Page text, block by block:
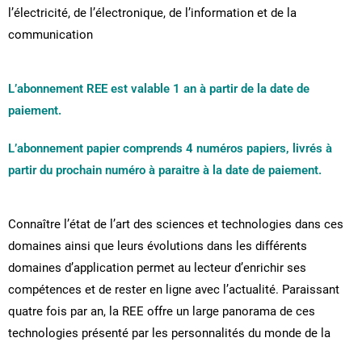
l’électricité, de l’électronique, de l’information et de la
communication
L’abonnement REE est valable 1 an à partir de la date de
paiement.
L’abonnement papier comprends 4 numéros papiers, livrés à
partir du prochain numéro à paraitre à la date de paiement.
Connaître l’état de l’art des sciences et technologies dans ces
domaines ainsi que leurs évolutions dans les différents
domaines d’application permet au lecteur d’enrichir ses
compétences et de rester en ligne avec l’actualité. Paraissant
quatre fois par an, la REE offre un large panorama de ces
technologies présenté par les personnalités du monde de la